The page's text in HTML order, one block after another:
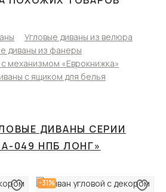
Угловые диваны из велюра
диваны из фанеры
механизмом «Еврокнижка»
с ящиком для белья
ДИВАНЫ СЕРИИ
049 НПБ ЛОНГ»
-31%